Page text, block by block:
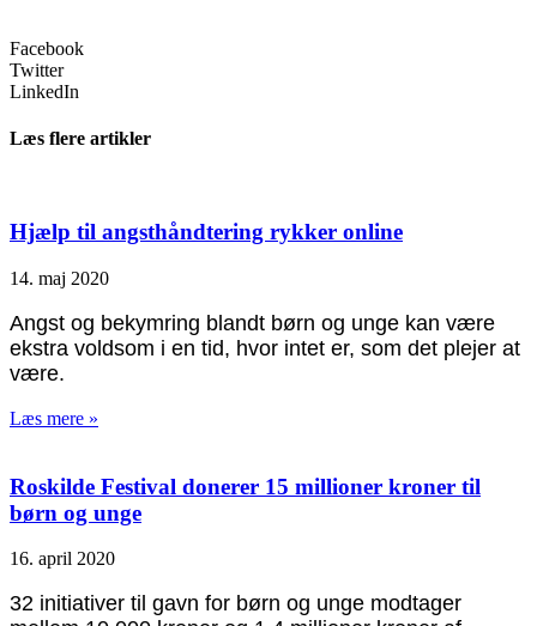
Facebook
Twitter
LinkedIn
Læs flere artikler
Hjælp til angsthåndtering rykker online
14. maj 2020
Angst og bekymring blandt børn og unge kan være
ekstra voldsom i en tid, hvor intet er, som det plejer at
være.
Læs mere »
Roskilde Festival donerer 15 millioner kroner til
børn og unge
16. april 2020
32 initiativer til gavn for børn og unge modtager